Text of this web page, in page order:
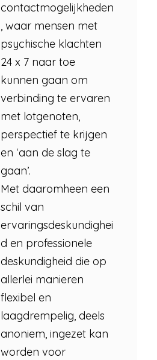
contactmogelijkheden
, waar mensen met
psychische klachten
24 x 7 naar toe
kunnen gaan om
verbinding te ervaren
met lotgenoten,
perspectief te krijgen
en ‘aan de slag te
gaan’.
Met daaromheen een
schil van
ervaringsdeskundighei
d en professionele
deskundigheid die op
allerlei manieren
flexibel en
laagdrempelig, deels
anoniem, ingezet kan
worden voor